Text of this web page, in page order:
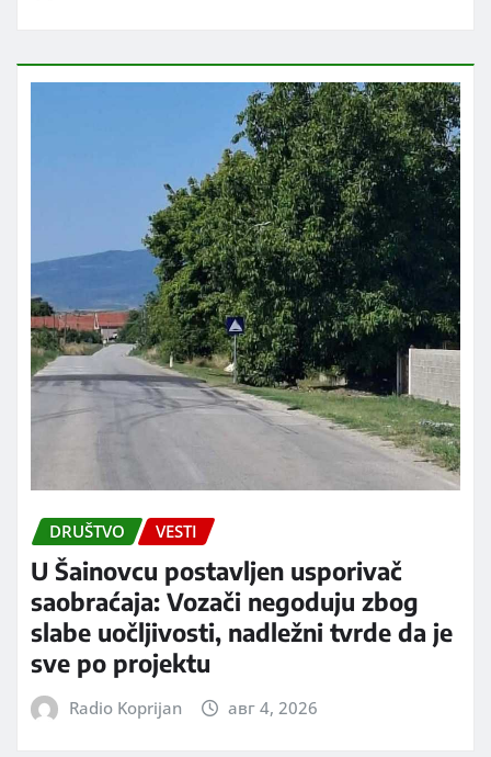
DRUŠTVO VESTI
U Šainovcu postavljen usporivač
saobraćaja: Vozači negoduju zbog
slabe uočljivosti, nadležni tvrde da je
sve po projektu
Radio Koprijan авг 4, 2026